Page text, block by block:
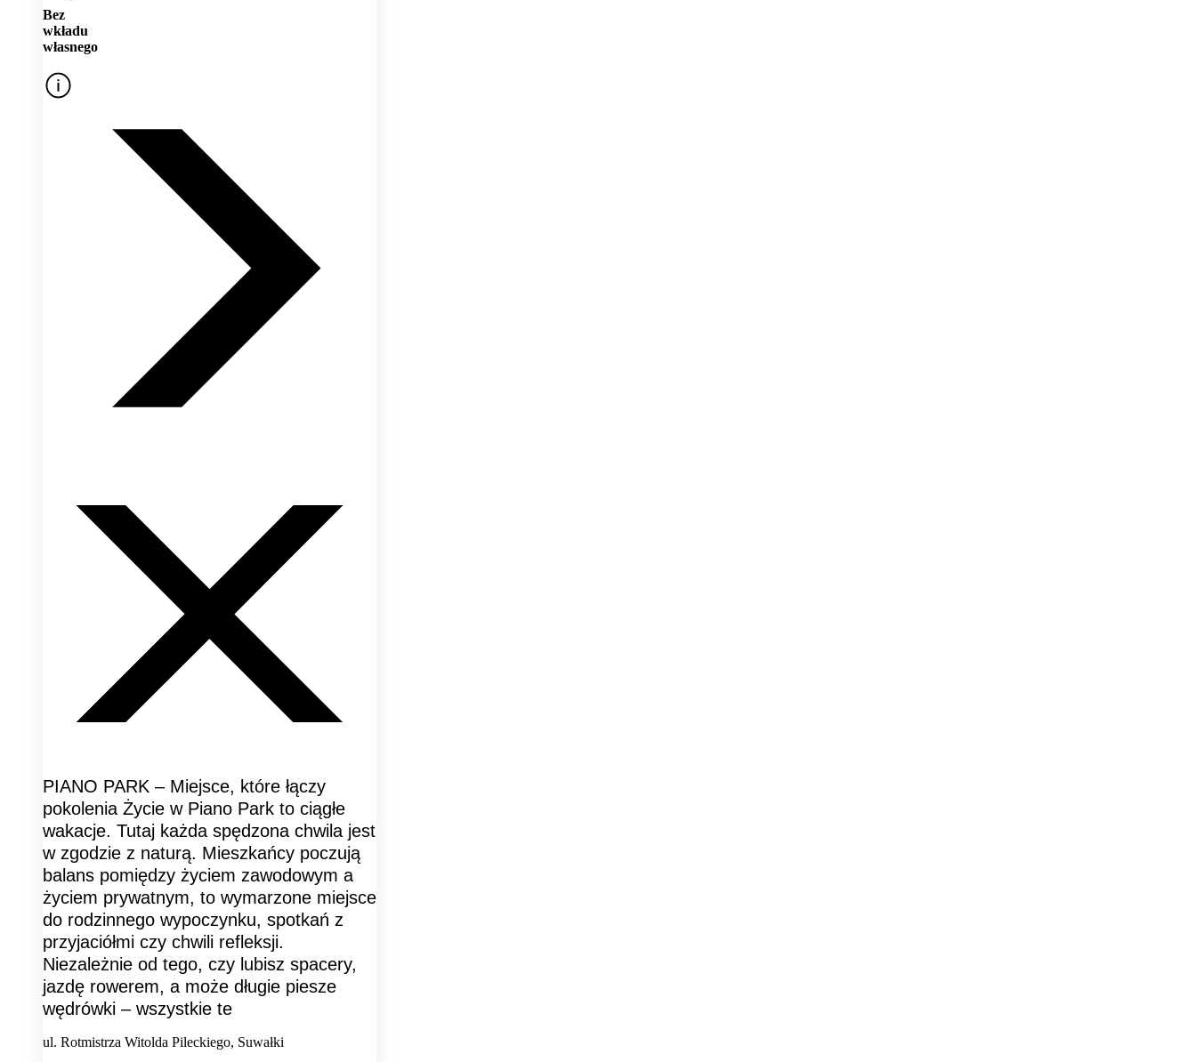
Bez
wkładu
własnego
PIANO PARK – Miejsce, które łączy
pokolenia Życie w Piano Park to ciągłe
wakacje. Tutaj każda spędzona chwila jest
w zgodzie z naturą. Mieszkańcy poczują
balans pomiędzy życiem zawodowym a
życiem prywatnym, to wymarzone miejsce
do rodzinnego wypoczynku, spotkań z
przyjaciółmi czy chwili refleksji.
Niezależnie od tego, czy lubisz spacery,
jazdę rowerem, a może długie piesze
wędrówki – wszystkie te
ul. Rotmistrza Witolda Pileckiego, Suwałki